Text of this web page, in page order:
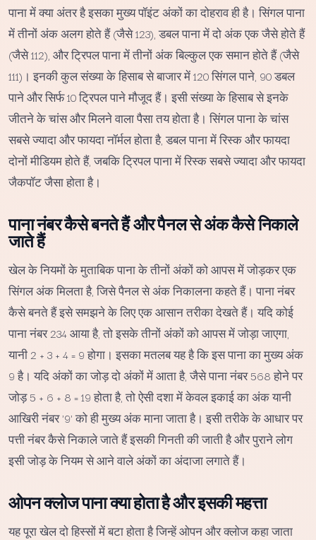
पाना में क्या अंतर है इसका मुख्य पॉइंट अंकों का दोहराव ही है। सिंगल पाना
में तीनों अंक अलग होते हैं (जैसे 123), डबल पाना में दो अंक एक जैसे होते हैं
(जैसे 112), और ट्रिपल पाना में तीनों अंक बिल्कुल एक समान होते हैं (जैसे
111)। इनकी कुल संख्या के हिसाब से बाजार में 120 सिंगल पाने, 90 डबल
पाने और सिर्फ 10 ट्रिपल पाने मौजूद हैं। इसी संख्या के हिसाब से इनके
जीतने के चांस और मिलने वाला पैसा तय होता है। सिंगल पाना के चांस
सबसे ज्यादा और फायदा नॉर्मल होता है, डबल पाना में रिस्क और फायदा
दोनों मीडियम होते हैं, जबकि ट्रिपल पाना में रिस्क सबसे ज्यादा और फायदा
जैकपॉट जैसा होता है।
पाना नंबर कैसे बनते हैं और पैनल से अंक कैसे निकाले
जाते हैं
खेल के नियमों के मुताबिक पाना के तीनों अंकों को आपस में जोड़कर एक
सिंगल अंक मिलता है, जिसे पैनल से अंक निकालना कहते हैं। पाना नंबर
कैसे बनते हैं इसे समझने के लिए एक आसान तरीका देखते हैं। यदि कोई
पाना नंबर 234 आया है, तो इसके तीनों अंकों को आपस में जोड़ा जाएगा,
यानी 2 + 3 + 4 = 9 होगा। इसका मतलब यह है कि इस पाना का मुख्य अंक
9 है। यदि अंकों का जोड़ दो अंकों में आता है, जैसे पाना नंबर 568 होने पर
जोड़ 5 + 6 + 8 = 19 होता है, तो ऐसी दशा में केवल इकाई का अंक यानी
आखिरी नंबर '9' को ही मुख्य अंक माना जाता है। इसी तरीके के आधार पर
पत्ती नंबर कैसे निकाले जाते हैं इसकी गिनती की जाती है और पुराने लोग
इसी जोड़ के नियम से आने वाले अंकों का अंदाजा लगाते हैं।
ओपन क्लोज पाना क्या होता है और इसकी महत्ता
यह पूरा खेल दो हिस्सों में बटा होता है जिन्हें ओपन और क्लोज कहा जाता